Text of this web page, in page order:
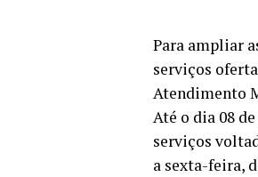
Para ampliar
serviços
Atendimento
Até o dia 08
serviços
a sexta-feira,